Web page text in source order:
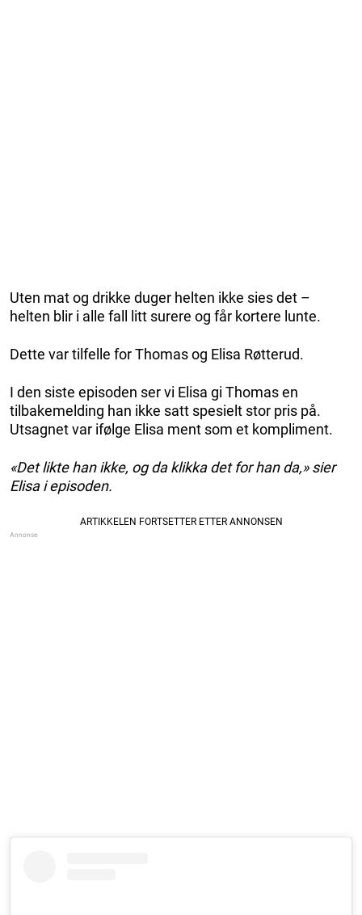
Uten mat og drikke duger helten ikke sies det –
helten blir i alle fall litt surere og får kortere lunte.
Dette var tilfelle for Thomas og Elisa Røtterud.
I den siste episoden ser vi Elisa gi Thomas en
tilbakemelding han ikke satt spesielt stor pris på.
Utsagnet var ifølge Elisa ment som et kompliment.
«Det likte han ikke, og da klikka det for han da,» sier
Elisa i episoden.